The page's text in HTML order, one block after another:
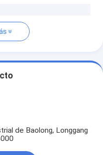
de Baolong, Longgang